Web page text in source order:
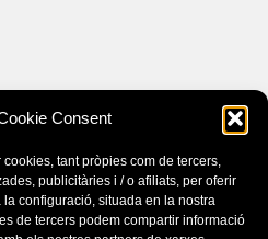
Consent
tant pròpies com de tercers,
publicitàries i / o afiliats, per oferir
la configuració, situada en la nostra
de tercers podem compartir informació